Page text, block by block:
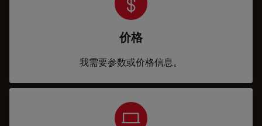
价格
我需要参数或价格信息。